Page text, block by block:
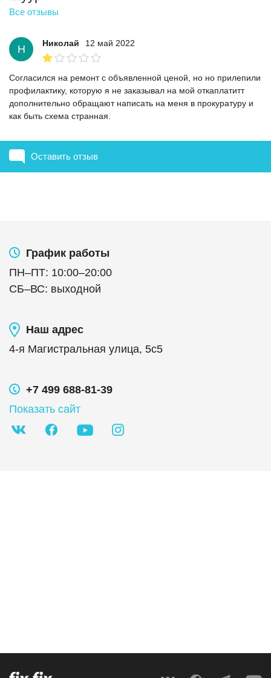
Все отзывы
Н Николай 12 май 2022
Согласился на ремонт с объявленной ценой, но но прилепили
профилактику, которую я не заказывал на мой откаплатитт
дополнительно обращают написать на меня в прокуратуру и
как быть схема странная.
Оставить отзыв
График работы
ПН–ПТ: 10:00–20:00
СБ–ВС: выходной
Наш адрес
4-я Магистральная улица, 5с5
+7 499 688-81-39
Показать сайт